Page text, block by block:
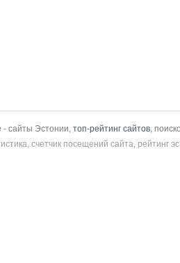
сайты Эстонии, топ-рейтинг сайтов ,
счетчик посещений сайта, рейтинг